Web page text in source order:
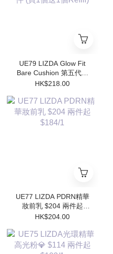
UE79 LIZDA Glow Fit
Bare Cushion 第五代閃
亮氣墊 $218 兩件起
Refill)
HK$218.00
UE77 LIZDA PDRN精華
妝前乳 $204 兩件起
$184/1
HK$204.00